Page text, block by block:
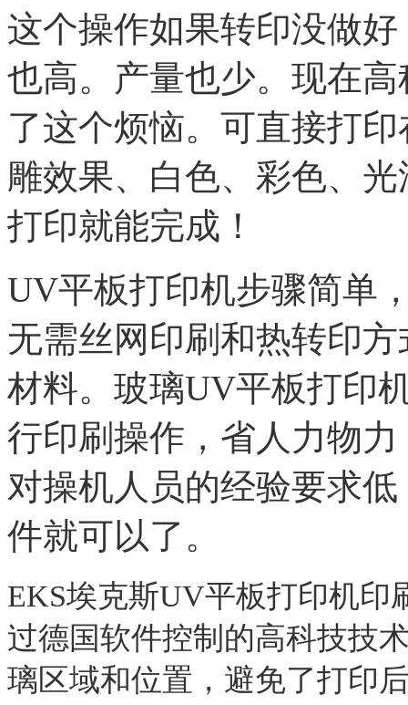
这个操作如果转印没做
也高。产量也少。现在高
了这个烦恼。可直接打
雕效果、白色、彩色、
打印就能完成！
UV平板打印机步骤简单
无需丝网印刷和热转印
材料。玻璃UV平板打印
行印刷操作，省人力物
对操机人员的经验要求
件就可以了。
EKS埃克斯UV平板打印机印
过德国软件控制的高科技技
璃区域和位置，避免了打印